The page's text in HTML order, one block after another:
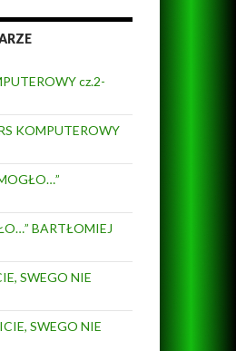
cz.2-
KOMPUTEROWY
BARTŁOMIEJ
SWEGO NIE
SWEGO NIE